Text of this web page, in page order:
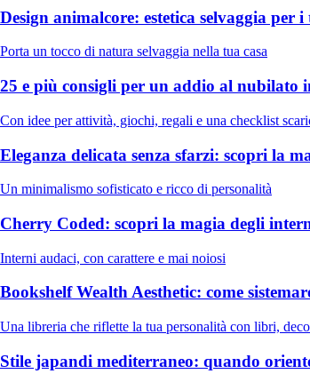
Design animalcore: estetica selvaggia per
Porta un tocco di natura selvaggia nella tua casa
25 e più consigli per un addio al nubilato
Con idee per attività, giochi, regali e una checklist
Eleganza delicata senza sfarzi: scopri la
Un minimalismo sofisticato e ricco di personalità
Cherry Coded: scopri la magia degli
Interni audaci, con carattere e mai noiosi
Bookshelf Wealth Aesthetic: come
Una libreria che riflette la tua personalità con libri,
Stile japandi mediterraneo: quando